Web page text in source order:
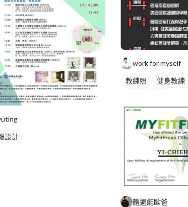
設計
work for myself
教練照
健身教練
體適能歐爸